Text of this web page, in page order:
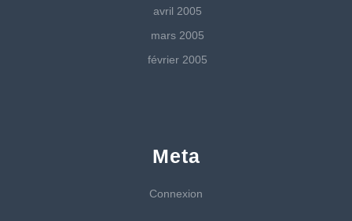
avril 2005
mars 2005
février 2005
Meta
Connexion